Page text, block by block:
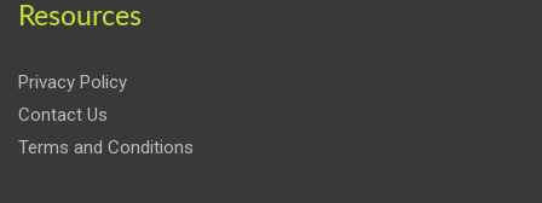
Resources
Privacy Policy
Contact Us
Terms and Conditions